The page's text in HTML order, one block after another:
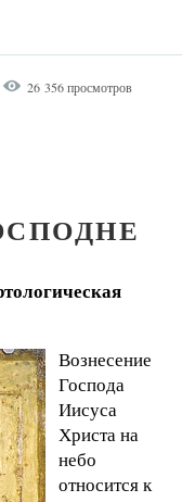
26 356 просмотров
Вознесение
Господа
Иисуса
Христа на
небо
относится к